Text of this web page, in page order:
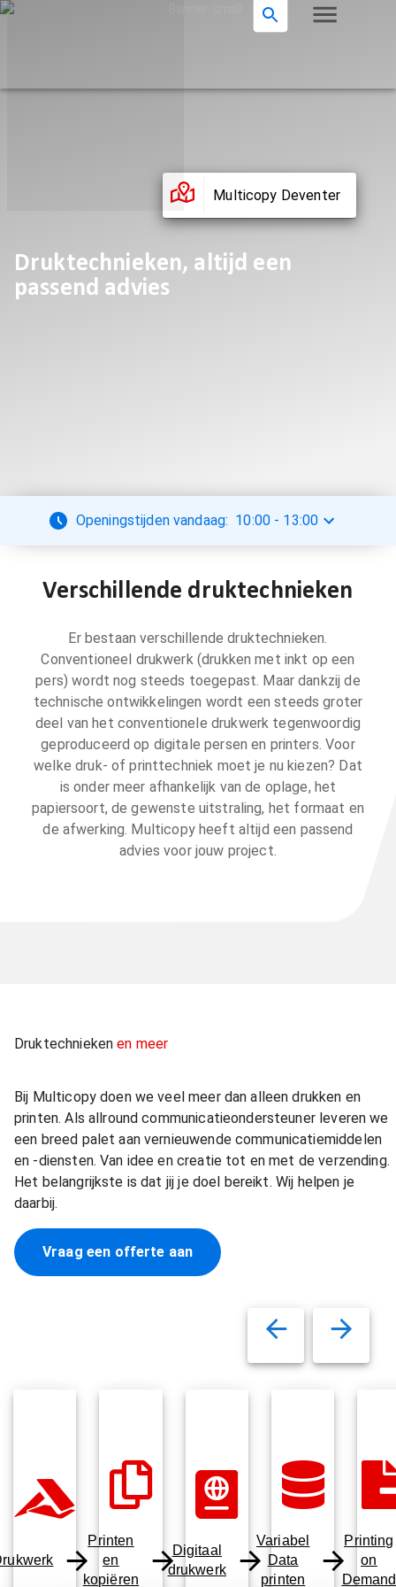
Multicopy Deventer
Druktechnieken, altijd een
passend advies
Openingstijden vandaag: 10:00 - 13:00
Verschillende druktechnieken
Er bestaan verschillende druktechnieken.
Conventioneel drukwerk (drukken met inkt op een
pers) wordt nog steeds toegepast. Maar dankzij de
technische ontwikkelingen wordt een steeds groter
deel van het conventionele drukwerk tegenwoordig
geproduceerd op digitale persen en printers. Voor
welke druk- of printtechniek moet je nu kiezen? Dat
is onder meer afhankelijk van de oplage, het
papiersoort, de gewenste uitstraling, het formaat en
de afwerking. Multicopy heeft altijd een passend
advies voor jouw project.
Druktechniekenen meer
Bij Multicopy doen we veel meer dan alleen drukken en
printen. Als allround communicatieondersteuner leveren we
een breed palet aan vernieuwende communicatiemiddelen
en -diensten. Van idee en creatie tot en met de verzending.
Het belangrijkste is dat jij je doel bereikt. Wij helpen je
daarbij.
Vraag een offerte aan
Printen
en
kopiëren
Digitaal
drukwerk
Variabel
Data
printen
Printing
on
Demand